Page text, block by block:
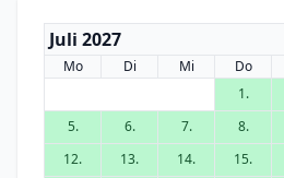
Juli 2027
Mo Di Mi Do
1.
5.
6. 7. 8.
12.
13. 14. 15.